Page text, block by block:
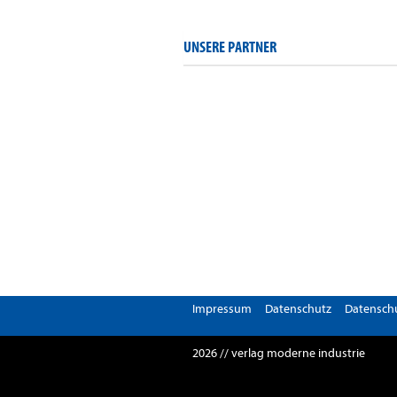
UNSERE PARTNER
Impressum Datenschutz
2026 // verlag moderne industrie